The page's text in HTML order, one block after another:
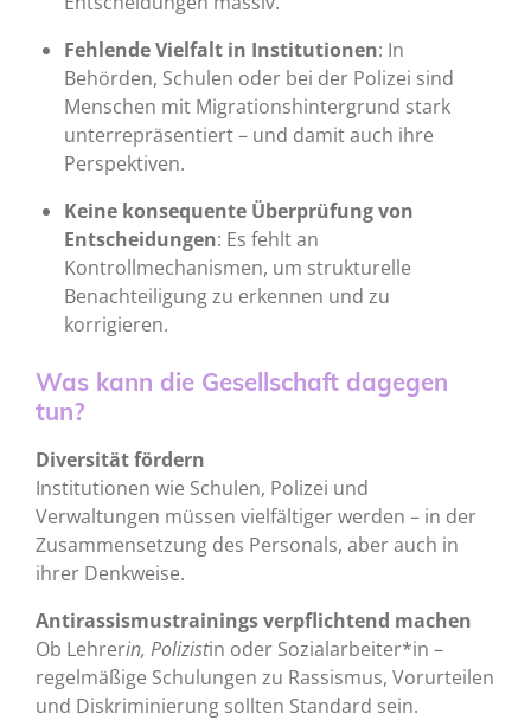
Fehlende Vielfalt in Institutionen: In
Behörden, Schulen oder bei der Polizei sind
Menschen mit Migrationshintergrund stark
unterrepräsentiert – und damit auch ihre
Perspektiven.
Keine konsequente Überprüfung von
Entscheidungen: Es fehlt an
Kontrollmechanismen, um strukturelle
Benachteiligung zu erkennen und zu
korrigieren.
Was kann die Gesellschaft dagegen
tun?
Diversität fördern
Institutionen wie Schulen, Polizei und
Verwaltungen müssen vielfältiger werden – in der
Zusammensetzung des Personals, aber auch in
ihrer Denkweise.
Antirassismustrainings verpflichtend machen
Ob Lehrerin, Polizistin oder Sozialarbeiter*in –
regelmäßige Schulungen zu Rassismus, Vorurteilen
und Diskriminierung sollten Standard sein.